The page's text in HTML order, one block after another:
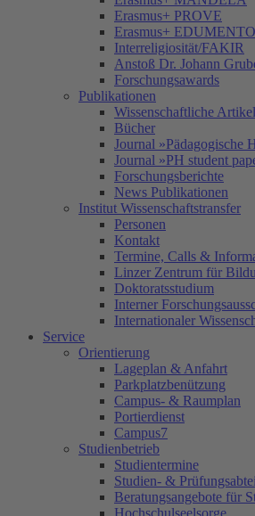
Erasmus+ PROVE
Erasmus+ EDUMENTO
Interreligiosität/FAKIR
Anstoß Dr. Johann
Forschungsawards
Publikationen
Wissenschaftliche Artikel
Bücher
Journal »Pädagogische
Journal »PH student
Forschungsberichte
News Publikationen
Institut Wissenschaftstransfer
Personen
Kontakt
Termine, Calls &
Linzer Zentrum für
Doktoratsstudium
Interner
Internationaler
Service
Orientierung
Lageplan & Anfahrt
Parkplatzbenützung
Campus- & Raumplan
Portierdienst
Campus7
Studienbetrieb
Studientermine
Studien- &
Beratungsangebote für